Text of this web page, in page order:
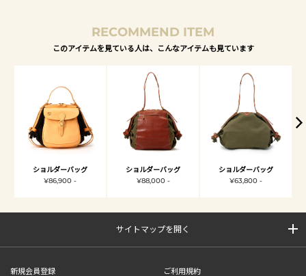
RECOMMEND ITEM
このアイテムを見ている人は、こんなアイテムも見ています
ショルダーバッグ
¥86,900 -
ショルダーバッグ
¥88,000 -
ショルダーバッグ
¥63,800 -
サイトマップを開く
新規会員登録 ご利用規約